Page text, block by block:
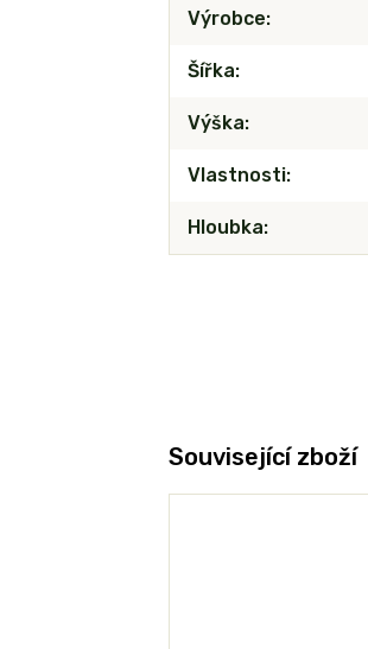
Výrobce
Šířka
Výška
Vlastnosti
Hloubka
Související zboží